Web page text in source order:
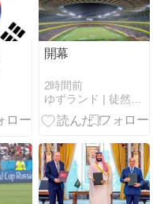
開幕
2時間前
ゆずランド | 徒然日記2.0